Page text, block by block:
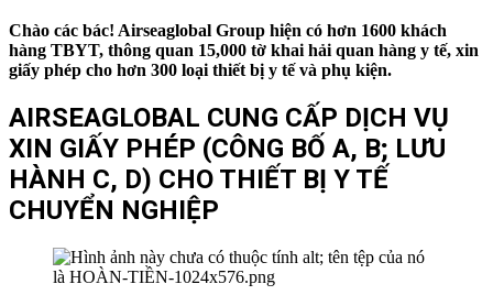
Chào các bác! Airseaglobal Group hiện có hơn 1600 khách
hàng TBYT, thông quan 15,000 tờ khai hải quan hàng y tế, xin
giấy phép cho hơn 300 loại thiết bị y tế và phụ kiện.
AIRSEAGLOBAL CUNG CẤP DỊCH VỤ
XIN GIẤY PHÉP (CÔNG BỐ A, B; LƯU
HÀNH C, D) CHO THIẾT BỊ Y TẾ
CHUYỂN NGHIỆP